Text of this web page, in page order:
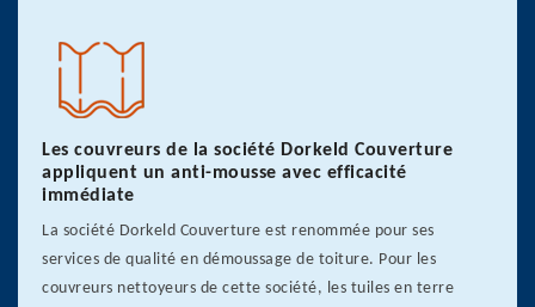
Les couvreurs de la société Dorkeld Couverture
appliquent un anti-mousse avec efficacité
immédiate
La société Dorkeld Couverture est renommée pour ses
services de qualité en démoussage de toiture. Pour les
couvreurs nettoyeurs de cette société, les tuiles en terre